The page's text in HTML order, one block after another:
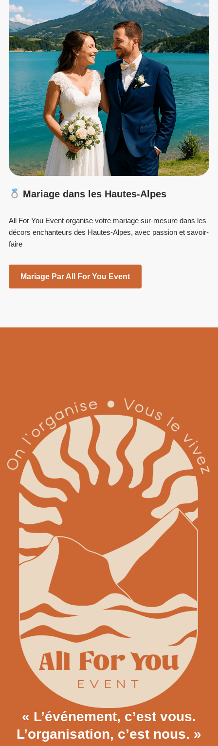
Mariage dans les Hautes-Alpes
All For You Event organise votre mariage sur-mesure dans les
décors enchanteurs des Hautes-Alpes, avec passion et savoir-
faire
Mariage Par All For You Event
« L’événement, c’est vous.
L’organisation, c’est nous. »